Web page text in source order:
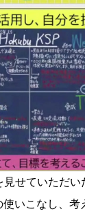
せていただい
いこなし、考